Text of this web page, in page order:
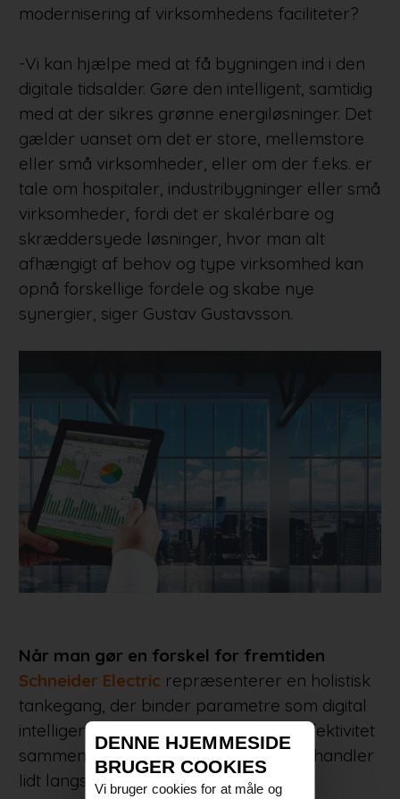
modernisering af virksomhedens faciliteter?
-Vi kan hjælpe med at få bygningen ind i den
digitale tidsalder. Gøre den intelligent, samtidig
med at der sikres grønne energiløsninger. Det
gælder uanset om det er store, mellemstore
eller små virksomheder, eller om der f.eks. er
tale om hospitaler, industribygninger eller små
virksomheder, fordi det er skalérbare og
skræddersyede løsninger, hvor man alt
afhængigt af behov og type virksomhed kan
opnå forskellige fordele og skabe nye
synergier, siger Gustav Gustavsson.
Når man gør en forskel for fremtiden
Schneider Electric repræsenterer en holistisk
tankegang, der binder parametre som digital
intelligens, grøn tænkning og energieffektivitet
sammen, især hvis man vel at mærke handler
lidt langsigtet:
DENNE HJEMMESIDE
BRUGER COOKIES
Vi bruger cookies for at måle og